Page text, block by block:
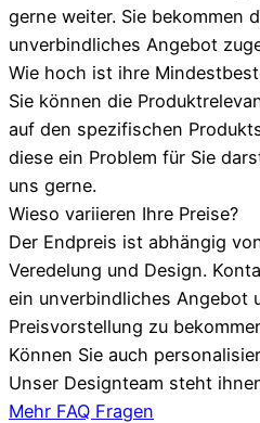
gerne weiter. Sie bekommen
unverbindliches Angebot
Wie hoch ist ihre
Sie können die
auf den spezifischen
diese ein Problem für Sie
uns gerne.
Wieso variieren Ihre Preise?
Der Endpreis ist abhängig
Veredelung und Design.
ein unverbindliches Angebot
Preisvorstellung zu
Können Sie auch
Unser Designteam steht
Mehr FAQ Fragen